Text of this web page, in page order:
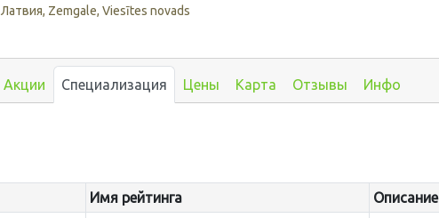
Латвия, Zemgale, Viesītes novads
Акции Специализация Цены Карта Отзывы Инфо
Имя рейтинга
Описание